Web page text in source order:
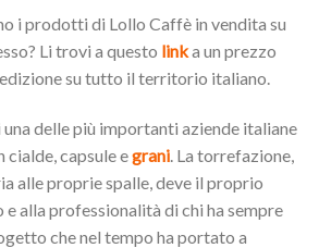
i prodotti di Lollo Caffè in vendita su
Li trovi a questo linka un prezzo
su tutto il territorio italiano.
delle più importanti aziende italiane
capsule egrani . La torrefazione,
alle proprie spalle, deve il proprio
e alla professionalità di chi ha sempre
che nel tempo ha portato a